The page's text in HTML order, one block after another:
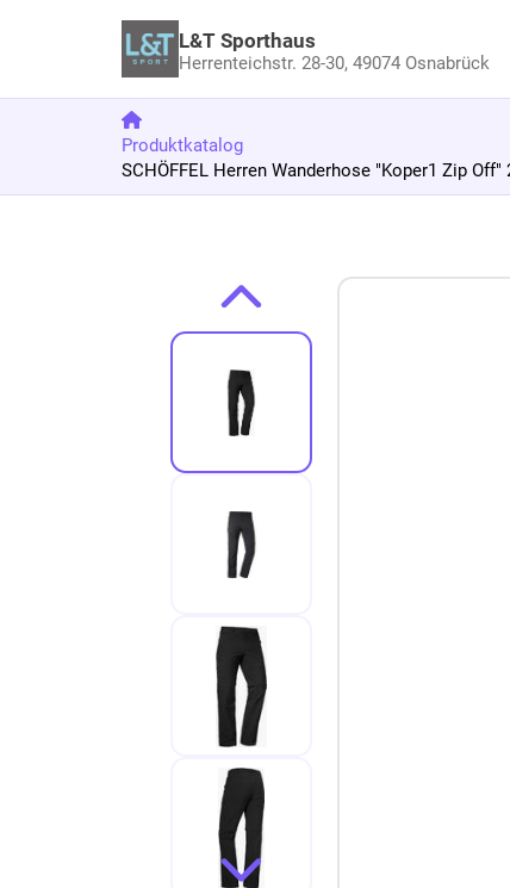
L&T Sporthaus
Herrenteichstr. 28-30,49074 Osnabrück
Produktkatalog
SCHÖFFEL Herren Wanderhose "Koper1 Zip Off"
Zur Produktbeschreibung springen